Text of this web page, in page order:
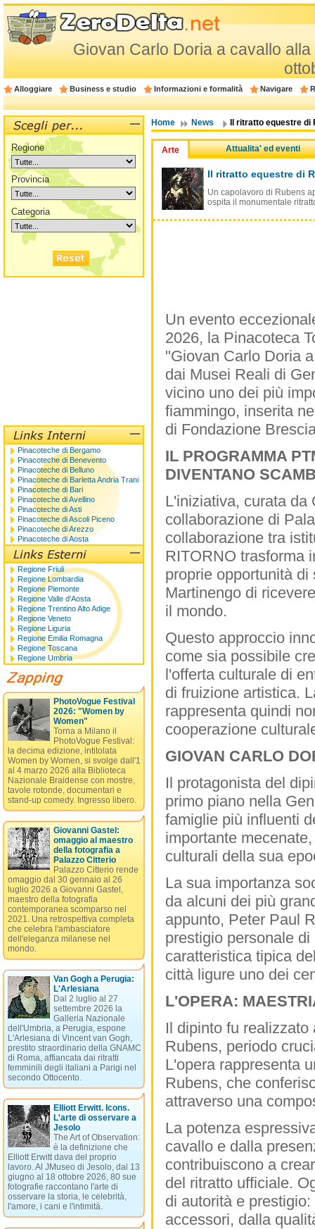
Giovan Carlo Doria a cavallo
Alloggiare Business e studio Informazioni e formalità Navigare
Home News Il ritratto equestre
Arte Attualita' ed eventi
Il ritratto equestre di
Un capolavoro di Rubens
ospita il monumentale
Un evento
2026, la Pinacoteca
"Giovan Carlo Doria
dai Musei Reali di
vicino uno dei più
fiammingo, inserita
di Fondazione
IL PROGRAMMA
DIVENTANO
L'iniziativa, curata da
collaborazione di
collaborazione tra
RITORNO trasforma
proprie opportunità
Martinengo di
il mondo.
Questo approccio
come sia possibile
l'offerta culturale di
di fruizione artistica.
rappresenta quindi
cooperazione
GIOVAN CARLO
Il protagonista del
primo piano nella
famiglie più influenti
importante
culturali della sua
La sua importanza
da alcuni dei più
appunto, Peter Paul
prestigio personale
caratteristica tipica
città ligure uno dei
L'OPERA:
Il dipinto fu
Rubens, periodo
L'opera rappresenta
Rubens, che
attraverso una
La potenza
cavallo e dalla
contribuiscono a
del ritratto ufficiale.
di autorità e
accessori, dalla
Regione
Provincia
Categoria
Pinacoteche di Bergamo
Pinacoteche di Benevento
Pinacoteche di Belluno
Pinacoteche di Barletta Andria Trani
Pinacoteche di Bari
Pinacoteche di Avellino
Pinacoteche di Asti
Pinacoteche di Ascoli Piceno
Pinacoteche di Arezzo
Pinacoteche di Aosta
Regione Friuli
Regione Lombardia
Regione Piemonte
Regione Valle d'Aosta
Regione Trentino Alto Adige
Regione Veneto
Regione Liguria
Regione Emilia Romagna
Regione Toscana
Regione Umbria
PhotoVogue Festival
2026: "Women by
Women"
Torna a Milano il
PhotoVogue Festival:
la decima edizione, intitolata
Women by Women, si svolge dall'1
al 4 marzo 2026 alla Biblioteca
Nazionale Braidense con mostre,
tavole rotonde, documentari e
stand-up comedy. Ingresso libero.
Giovanni Gastel:
omaggio al maestro
della fotografia a
Palazzo Citterio
Palazzo Citterio rende
omaggio dal 30 gennaio al 26
luglio 2026 a Giovanni Gastel,
maestro della fotografia
contemporanea scomparso nel
2021. Una retrospettiva completa
che celebra l'ambasciatore
dell'eleganza milanese nel
mondo.
Van Gogh a Perugia:
L'Arlesiana
Dal 2 luglio al 27
settembre 2026 la
Galleria Nazionale
dell'Umbria, a Perugia, espone
L'Arlesiana di Vincent van Gogh,
prestito straordinario della GNAMC
di Roma, affiancata dai ritratti
femminili degli italiani a Parigi nel
secondo Ottocento.
Elliott Erwitt. Icons.
L'arte di osservare a
Jesolo
The Art of Observation:
è la definizione che
Elliott Erwitt dava del proprio
lavoro. Al JMuseo di Jesolo, dal 13
giugno al 18 ottobre 2026, 80 sue
fotografie raccontano l'arte di
osservare la storia, le celebrità,
l'amore, i cani e l'intimità.